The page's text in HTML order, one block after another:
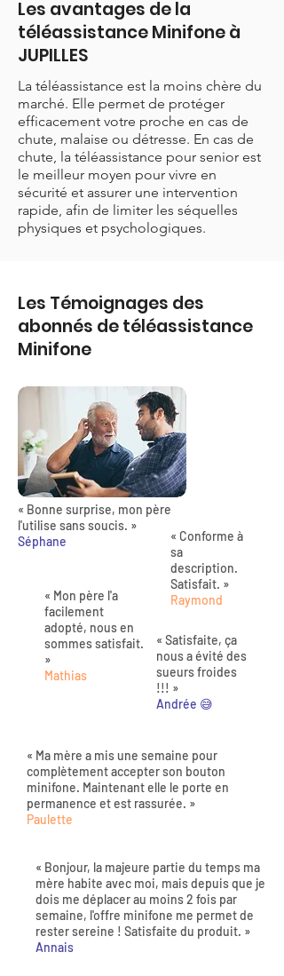
Les avantages de la
téléassistance Minifone à
JUPILLES
La téléassistance est la moins chère du
marché. Elle permet de protéger
efficacement votre proche en cas de
chute, malaise ou détresse. En cas de
chute, la téléassistance pour senior est
le meilleur moyen pour vivre en
sécurité et assurer une intervention
rapide, afin de limiter les séquelles
physiques et psychologiques.
Les Témoignages des
abonnés de téléassistance
Minifone
« Bonne surprise, mon père
l'utilise sans soucis. »
Séphane
« Mon père l'a
facilement
adopté, nous en
sommes satisfait.
»
Mathias
« Conforme à
sa
description.
Satisfait. »
Raymond
« Satisfaite, ça
nous a évité des
sueurs froides
!!! »
Andrée 😅
« Ma mère a mis une semaine pour
complètement accepter son bouton
minifone. Maintenant elle le porte en
permanence et est rassurée. »
Paulette
« Bonjour, la majeure partie du temps ma
mère habite avec moi, mais depuis que je
dois me déplacer au moins 2 fois par
semaine, l'offre minifone me permet de
rester sereine ! Satisfaite du produit. »
Annais